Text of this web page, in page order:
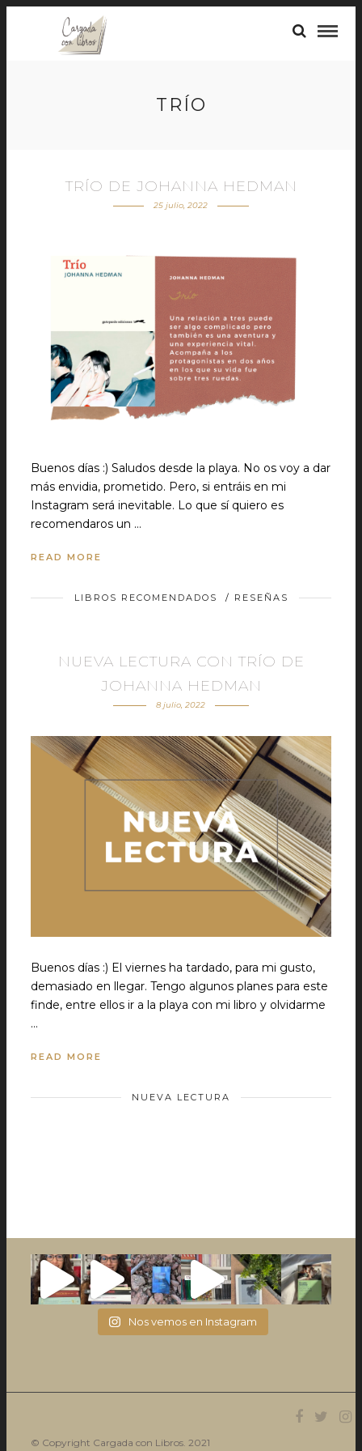
TRÍO
TRÍO DE JOHANNA HEDMAN
25 julio, 2022
Buenos días :) Saludos desde la playa. No os voy a dar
más envidia, prometido. Pero, si entráis en mi
Instagram será inevitable. Lo que sí quiero es
recomendaros un …
READ MORE
LIBROS RECOMENDADOS / RESEÑAS
NUEVA LECTURA CON TRÍO DE
JOHANNA HEDMAN
8 julio, 2022
Buenos días :) El viernes ha tardado, para mi gusto,
demasiado en llegar. Tengo algunos planes para este
finde, entre ellos ir a la playa con mi libro y olvidarme
…
READ MORE
NUEVA LECTURA
Nos vemos en Instagram
© Copyright Cargada con Libros. 2021